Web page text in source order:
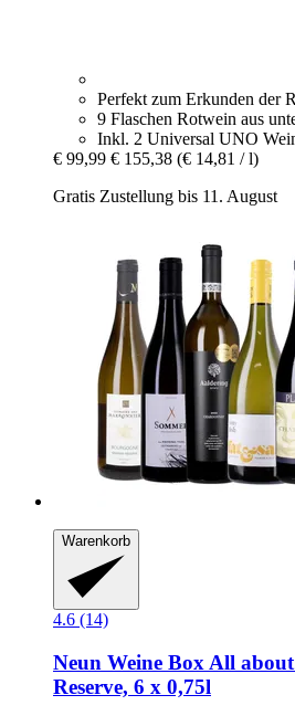
Perfekt zum Erkunden der
9 Flaschen Rotwein aus
Inkl. 2 Universal UNO
€ 99,99 € 155,38 (€ 14,81 / l)
Gratis Zustellung bis 11. August
Warenkorb
4.6 (14)
Neun Weine Box All
Reserve, 6 x 0,75l